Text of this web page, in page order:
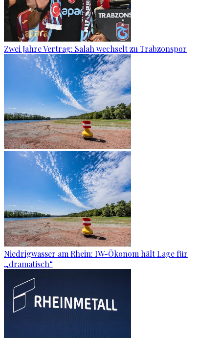
Zwei Jahre Vertrag: Salah wechselt zu Trabzonspor
Niedrigwasser am Rhein: IW-Ökonom hält Lage für
„dramatisch“